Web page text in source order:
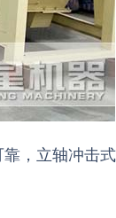
，立轴冲击